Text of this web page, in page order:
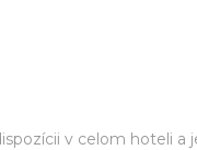
v celom hoteli a